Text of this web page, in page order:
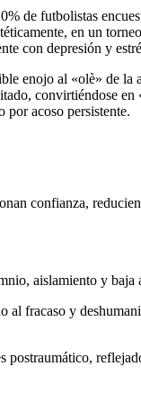
de futbolistas
en un
con depresión y
enojo al «olè» de
convirtiéndose
acoso persistente.
confianza,
aislamiento y
fracaso y
postraumático,